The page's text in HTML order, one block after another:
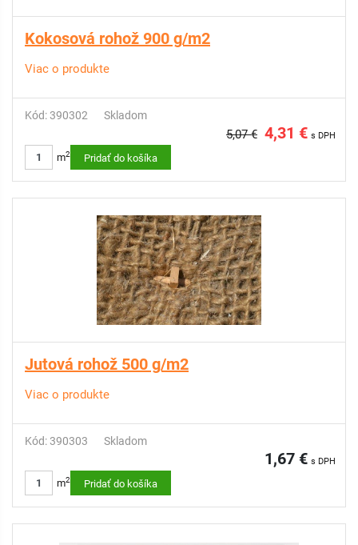
Kokosová rohož 900 g/m2
Viac o produkte
Kód: 390302 Skladom
5,07 € 4,31 € s DPH
m2 Pridať do košíka
Jutová rohož 500 g/m2
Viac o produkte
Kód: 390303 Skladom
1,67 € s DPH
m2 Pridať do košíka